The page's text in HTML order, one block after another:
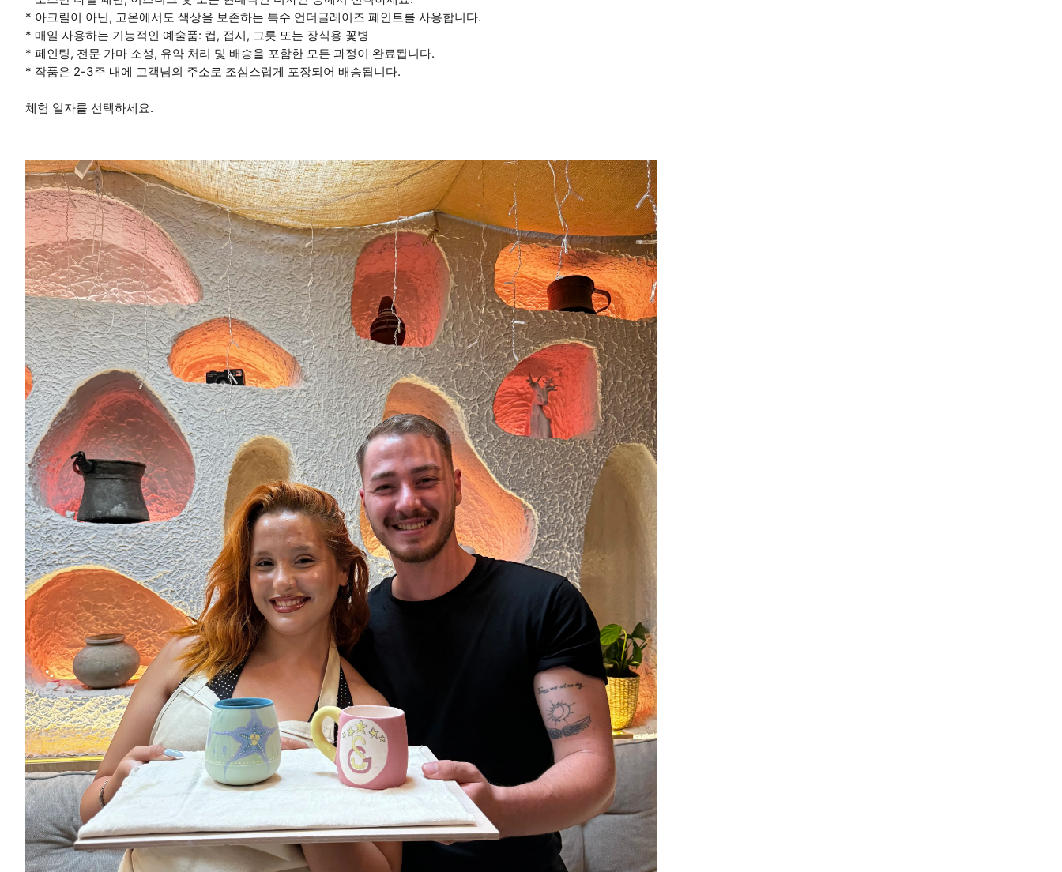
* 아크릴이 아닌, 고온에서도 색상을 보존하는 특수 언더글레이즈 페인트를 사용합니다.
* 매일 사용하는 기능적인 예술품: 컵, 접시, 그릇 또는 장식용 꽃병
* 페인팅, 전문 가마 소성, 유약 처리 및 배송을 포함한 모든 과정이 완료됩니다.
* 작품은 2-3주 내에 고객님의 주소로 조심스럽게 포장되어 배송됩니다.
체험 일자를 선택하세요.